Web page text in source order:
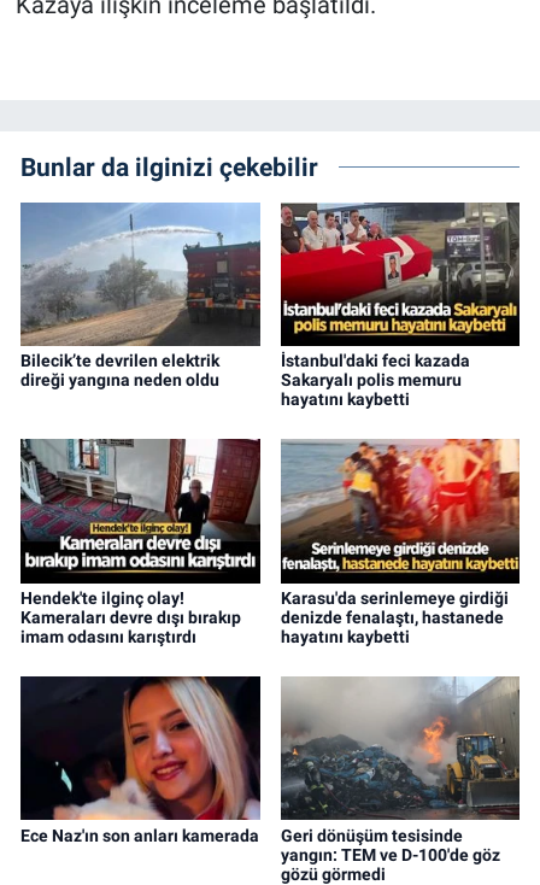
Bunlar da ilginizi çekebilir
Bilecik’te devrilen elektrik
direği yangına neden oldu
İstanbul'daki feci kazada
Sakaryalı polis memuru
hayatını kaybetti
Hendek'te ilginç olay!
Kameraları devre dışı bırakıp
imam odasını karıştırdı
Karasu'da serinlemeye girdiği
denizde fenalaştı, hastanede
hayatını kaybetti
Ece Naz'ın son anları kamerada
Geri dönüşüm tesisinde
yangın: TEM ve D-100'de göz
gözü görmedi